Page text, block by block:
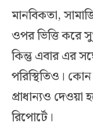
মানবিকতা,
ওপর ভিত্তি করে
কিন্তু এবার এর
পরিস্থিতিও।
প্রাধান্যও দেওয়া
রিপোর্টে।